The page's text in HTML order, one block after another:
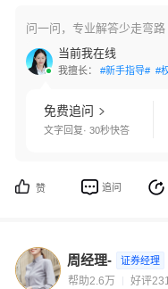
问一问，专业解答少走弯路
当前我在线
我擅长： #新手指导# #
免费追问
文字回复· 30秒快答
赞 追问
周经理- 证券经理
帮助2.6万 好评